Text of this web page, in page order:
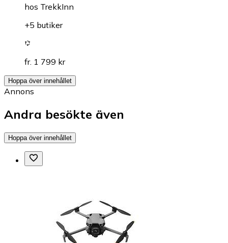
hos TrekkInn
+5 butiker
fr. 1 799 kr
Hoppa över innehållet
Annons
Andra besökte även
Hoppa över innehållet